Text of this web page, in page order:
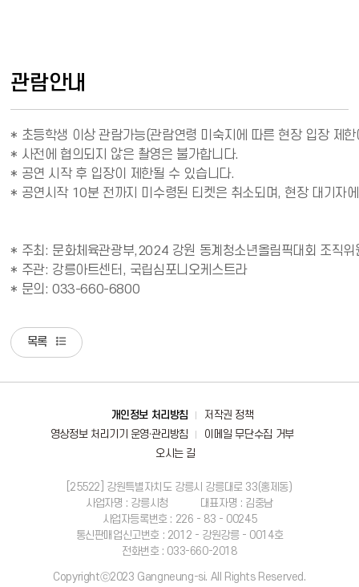
관람안내
* 초등학생 이상 관람가능(관람연령 미숙지에 따른 현장 입장 제
* 사전에 협의되지 않은 촬영은 불가합니다.
* 공연 시작 후 입장이 제한될 수 있습니다.
* 공연시작 10분 전까지 미수령된 티켓은 취소되며, 현장 대기자
* 주최: 문화체육관광부,2024 강원 동계청소년올림픽대회 조직
* 주관: 강릉아트센터, 국립심포니오케스트라
* 문의: 033-660-6800
목록
개인정보 처리방침
저작권 정책
영상정보 처리기기 운영·관리방침
이메일 무단수집 거부
오시는 길
[25522] 강원특별자치도 강릉시 강릉대로 33(홍제동)
사업자명 : 강릉시청
대표자명 : 김중남
사업자등록번호 : 226 - 83 - 00245
통신판매업신고번호 : 2012 - 강원강릉 - 0014호
전화번호 : 033-660-2018
Copyrightⓒ2023 Gangneung-si. All Rights Reserved.